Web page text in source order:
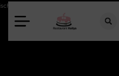
Aziatisch restaurant Rotterdam: ontdek